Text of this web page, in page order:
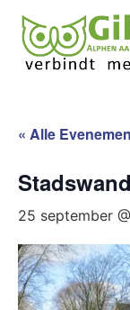
« Alle
25 september